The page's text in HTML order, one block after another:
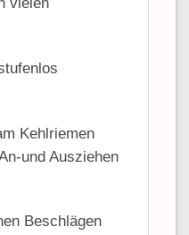
Kehlriemen
und Ausziehen
Beschlägen